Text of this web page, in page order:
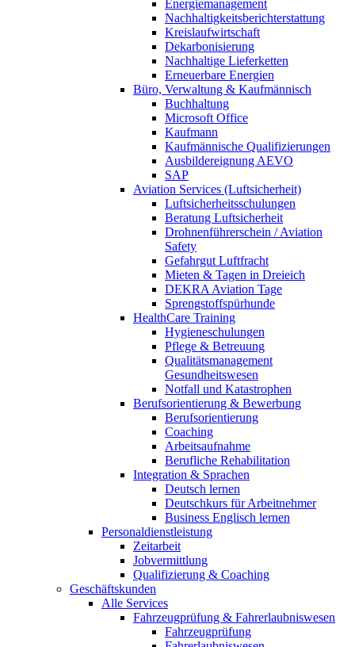
Energiemanagement
Nachhaltigkeitsberichterstattung
Kreislaufwirtschaft
Dekarbonisierung
Nachhaltige Lieferketten
Erneuerbare Energien
Büro, Verwaltung & Kaufmännisch
Buchhaltung
Microsoft Office
Kaufmann
Kaufmännische Qualifizierungen
Ausbildereignung AEVO
SAP
Aviation Services (Luftsicherheit)
Luftsicherheitsschulungen
Beratung Luftsicherheit
Drohnenführerschein / Aviation
Safety
Gefahrgut Luftfracht
Mieten & Tagen in Dreieich
DEKRA Aviation Tage
Sprengstoffspürhunde
HealthCare Training
Hygieneschulungen
Pflege & Betreuung
Qualitätsmanagement
Gesundheitswesen
Notfall und Katastrophen
Berufsorientierung & Bewerbung
Berufsorientierung
Coaching
Arbeitsaufnahme
Berufliche Rehabilitation
Integration & Sprachen
Deutsch lernen
Deutschkurs für Arbeitnehmer
Business Englisch lernen
Personaldienstleistung
Zeitarbeit
Jobvermittlung
Qualifizierung & Coaching
Geschäftskunden
Alle Services
Fahrzeugprüfung & Fahrerlaubniswesen
Fahrzeugprüfung